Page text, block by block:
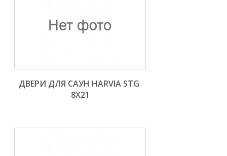
ДВЕРИ ДЛЯ САУН HARVIA STG
8X21